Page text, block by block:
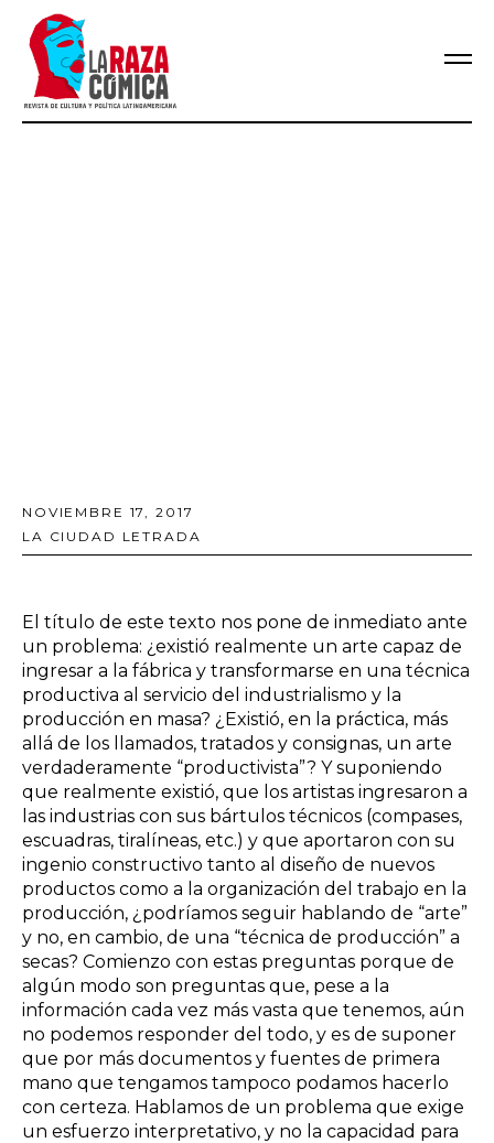
NOVIEMBRE 17, 2017
LA CIUDAD LETRADA
El título de este texto nos pone de inmediato ante
un problema: ¿existió realmente un arte capaz de
ingresar a la fábrica y transformarse en una técnica
productiva al servicio del industrialismo y la
producción en masa? ¿Existió, en la práctica, más
allá de los llamados, tratados y consignas, un arte
verdaderamente “productivista”? Y suponiendo
que realmente existió, que los artistas ingresaron a
las industrias con sus bártulos técnicos (compases,
escuadras, tiralíneas, etc.) y que aportaron con su
ingenio constructivo tanto al diseño de nuevos
productos como a la organización del trabajo en la
producción, ¿podríamos seguir hablando de “arte”
y no, en cambio, de una “técnica de producción” a
secas? Comienzo con estas preguntas porque de
algún modo son preguntas que, pese a la
información cada vez más vasta que tenemos, aún
no podemos responder del todo, y es de suponer
que por más documentos y fuentes de primera
mano que tengamos tampoco podamos hacerlo
con certeza. Hablamos de un problema que exige
un esfuerzo interpretativo, y no la capacidad para